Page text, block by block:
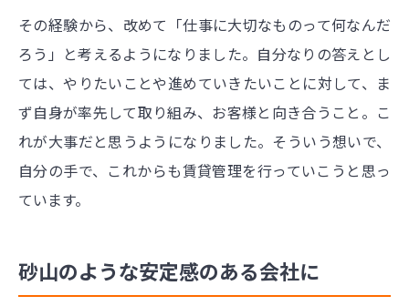
その経験から、改めて「仕事に大切なものって何なんだ
ろう」と考えるようになりました。自分なりの答えとし
ては、やりたいことや進めていきたいことに対して、ま
ず自身が率先して取り組み、お客様と向き合うこと。こ
れが大事だと思うようになりました。そういう想いで、
自分の手で、これからも賃貸管理を行っていこうと思っ
ています。
砂山のような安定感のある会社に